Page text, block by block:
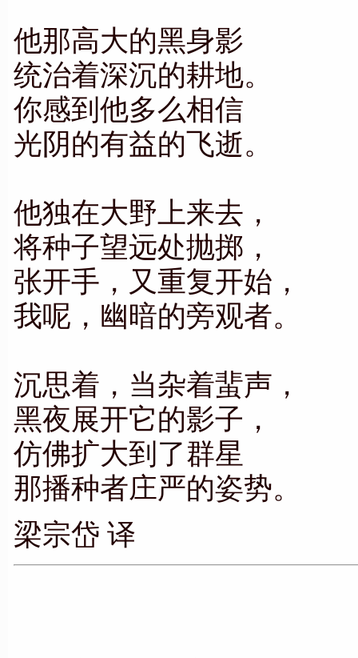
他那高大的黑身影
统治着深沉的耕地。
你感到他多么相信
光阴的有益的飞逝。
他独在大野上来去，
将种子望远处抛掷，
张开手，又重复开始，
我呢，幽暗的旁观者。
沉思着，当杂着蜚声，
黑夜展开它的影子，
仿佛扩大到了群星
那播种者庄严的姿势。
梁宗岱 译